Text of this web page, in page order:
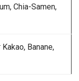
Chia-Samen,
Banane,